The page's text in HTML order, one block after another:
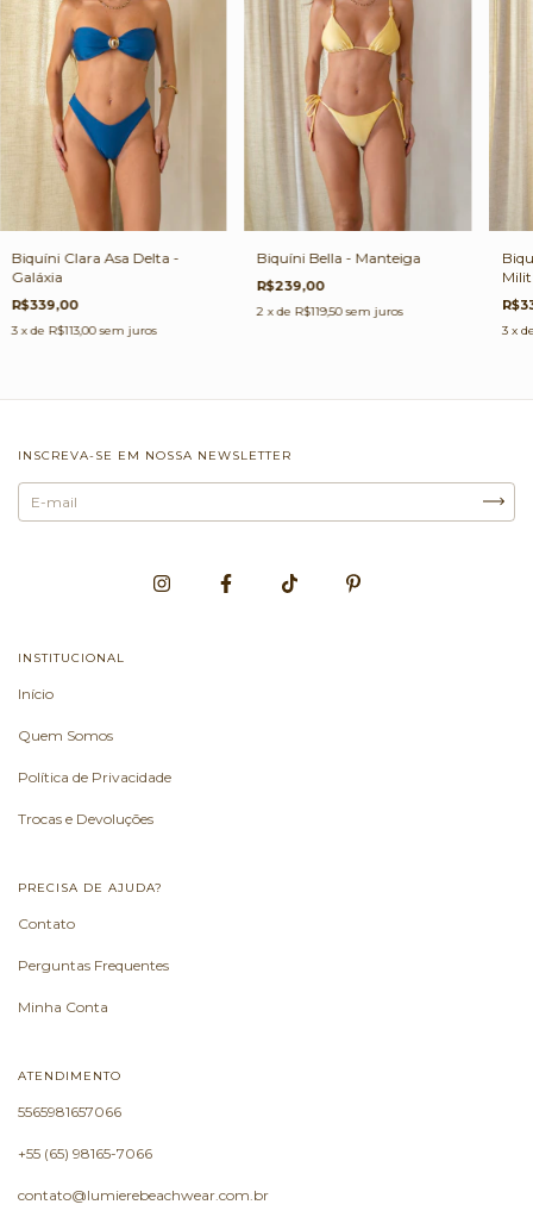
Biquíni Clara Asa Delta -
Galáxia
R$339,00
3 x de R$113,00 sem juros
Biquíni Bella - Manteiga
R$239,00
2 x de R$119,50 sem juros
3 x
INSCREVA-SE EM NOSSA NEWSLETTER
INSTITUCIONAL
Início
Quem Somos
Política de Privacidade
Trocas e Devoluções
PRECISA DE AJUDA?
Contato
Perguntas Frequentes
Minha Conta
ATENDIMENTO
5565981657066
+55 (65) 98165-7066
contato@lumierebeachwear.com.br